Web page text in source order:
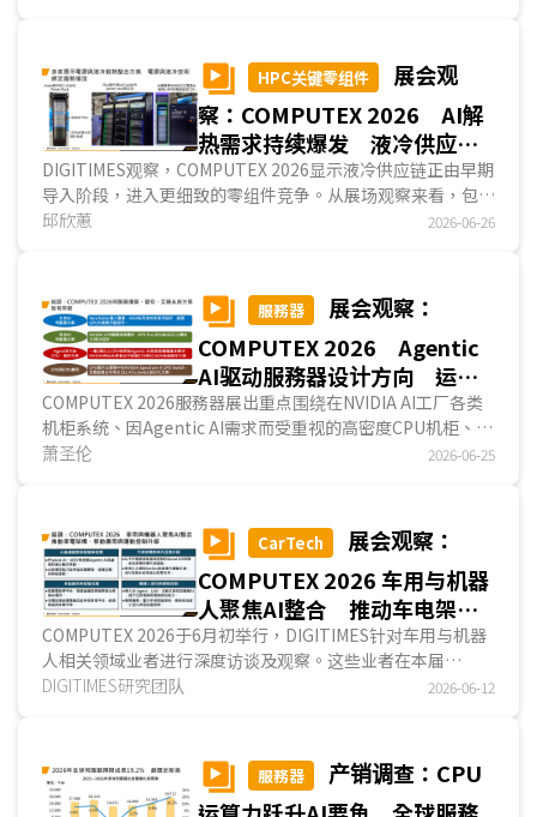
800V DC成为支撑高密度AI机柜的重要规格走向。...
HPC关键零组件
展会观
察：COMPUTEX 2026 AI解
热需求持续爆发 液冷供应链
进入规格整合
DIGITIMES观察，COMPUTEX 2026显示液冷供应链正由早期
导入阶段，进入更细致的零组件竞争。从展场观察来看，包括
液冷板、CDU、分歧管、快接头、管路、阀件与监控系统等
完整供应链、规格分工与量产竞争。...
邱欣蕙 2026-06-26
服務器
展会观察：
COMPUTEX 2026 Agentic
AI驱动服務器设计方向 运
算、储存、互连皆有重点
COMPUTEX 2026服務器展出重点围绕在NVIDIA AI工厂各类
机柜系统、因Agentic AI需求而受重视的高密度CPU机柜、高
速SSD储存方案，以及CPO、CPC的整机或部...
萧圣伦 2026-06-25
CarTech
展会观察：
COMPUTEX 2026 车用与机器
人聚焦AI整合 推动车电架
构、移动应用与运动控制加速
升级
COMPUTEX 2026于6月初举行，DIGITIMES针对车用与机器
人相关领域业者进行深度访谈及观察。这些业者在本届
COMPUTEX展示重点聚焦于AI与智能车发展方向、汽车架构
力展示，进一步延伸至Physical AI自驾开发流程、智能座
舱、车联网、充电管理，以及机器人运动控制等场域应用，显
示智能车与机器人正朝系统整合与Physical AI落地方向发
DIGITIMES研究团队 2026-06-12
服務器
产销调查：CPU